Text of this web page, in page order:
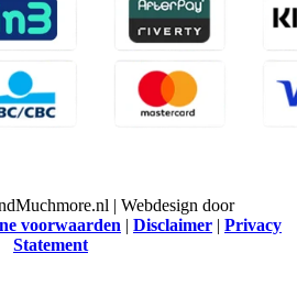
| Webdesign door
voorwaarden | Disclaimer | Privacy
Statement